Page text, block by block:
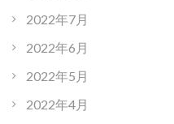
2022年7月
2022年6月
2022年5月
2022年4月